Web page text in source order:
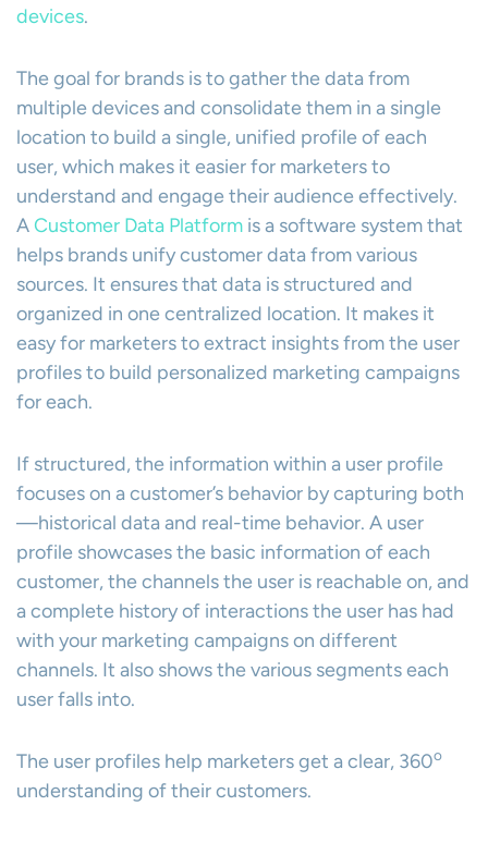
devices.
The goal for brands is to gather the data from
multiple devices and consolidate them in a single
location to build a single, unified profile of each
user, which makes it easier for marketers to
understand and engage their audience effectively.
ACustomer Data Platform is a software system that
helps brands unify customer data from various
sources. It ensures that data is structured and
organized in one centralized location. It makes it
easy for marketers to extract insights from the user
profiles to build personalized marketing campaigns
for each.
If structured, the information within a user profile
focuses on a customer’s behavior by capturing both
—historical data and real-time behavior. A user
profile showcases the basic information of each
customer, the channels the user is reachable on, and
a complete history of interactions the user has had
with your marketing campaigns on different
channels. It also shows the various segments each
user falls into.
The user profiles help marketers get a clear, 360o
understanding of their customers.